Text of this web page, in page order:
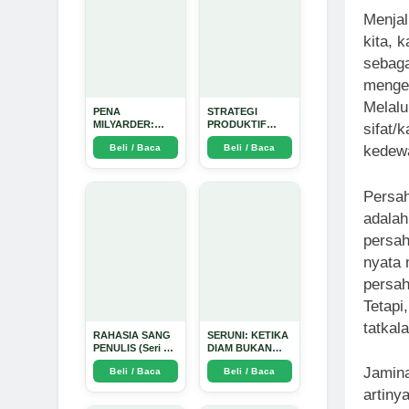
PENA
MILYARDER:
Kisah, Rahasia
Sukses, dan
Panduan Menjadi
Beli / Baca
STRATEGI
PRODUKTIF
MENULIS
UPDATE - Arda
Dinata
Beli / Baca
RAHASIA SANG
PENULIS (Seri 1)
- Arda Dinata
Beli / Baca
SERUNI: KETIKA
DIAM BUKAN
LAGI PILIHAN -
Arda Dinata
Beli / Baca
kita,
sifat/
nyata